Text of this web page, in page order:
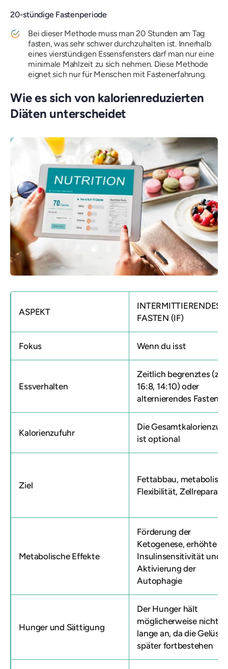
20-stündige Fastenperiode
Bei dieser Methode muss man 20 Stunden am Tag
fasten, was sehr schwer durchzuhalten ist. Innerhalb
eines vierstündigen Essensfensters darf man nur eine
minimale Mahlzeit zu sich nehmen. Diese Methode
eignet sich nur für Menschen mit Fastenerfahrung.
Wie es sich von kalorienreduzierten
Diäten unterscheidet
ASPEKT
INTERMITTIERENDES
FASTEN (IF)
Fokus Wenn du isst
Essverhalten
Zeitlich begrenztes (z.
16:8, 14:10) oder
alternierendes Fasten
Kalorienzufuhr
Die
ist optional
Ziel
Fettabbau,
Flexibilität,
Metabolische Effekte
Förderung der
Ketogenese, erhöhte
Insulinsensitivität und
Aktivierung der
Autophagie
Hunger und Sättigung
Der Hunger hält
möglicherweise nicht
lange an, da die Gelüste
später fortbestehen